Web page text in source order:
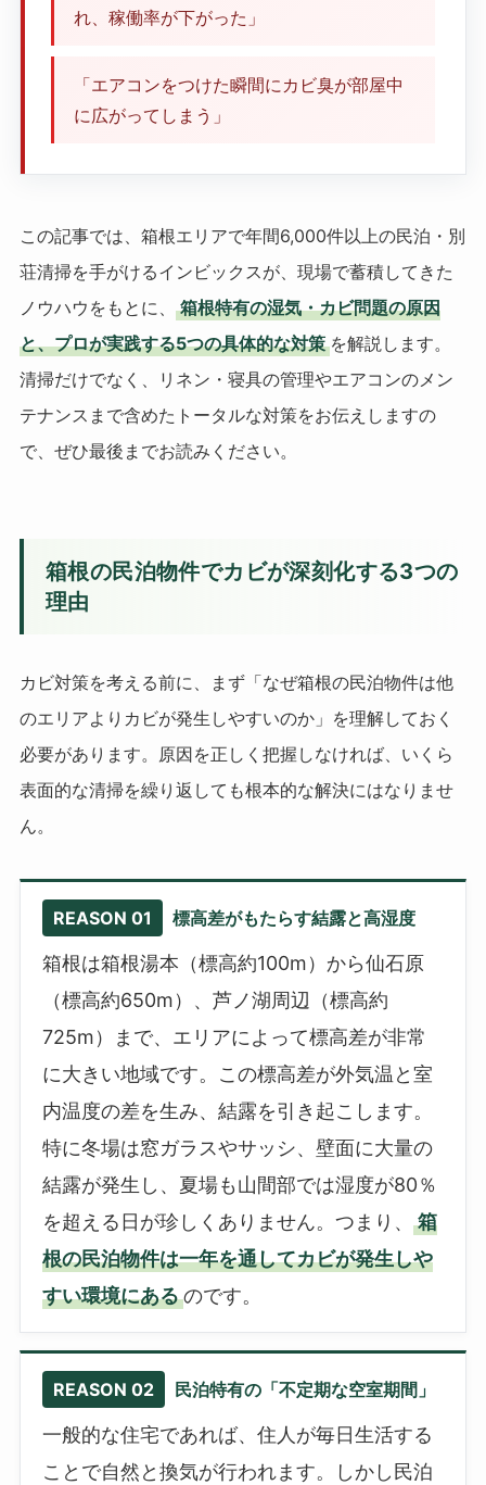
れ、稼働率が下がった」
「エアコンをつけた瞬間にカビ臭が部屋中
に広がってしまう」
この記事では、箱根エリアで年間6,000件以上の民泊・別
荘清掃を手がけるインビックスが、現場で蓄積してきた
ノウハウをもとに、
箱根特有の湿気・カビ問題の原因
と、プロが実践する5つの具体的な対策 を解説します。
清掃だけでなく、リネン・寝具の管理やエアコンのメン
テナンスまで含めたトータルな対策をお伝えしますの
で、ぜひ最後までお読みください。
箱根の民泊物件でカビが深刻化する3つの
理由
カビ対策を考える前に、まず「なぜ箱根の民泊物件は他
のエリアよりカビが発生しやすいのか」を理解しておく
必要があります。原因を正しく把握しなければ、いくら
表面的な清掃を繰り返しても根本的な解決にはなりませ
ん。
REASON 01 標高差がもたらす結露と高湿度
箱根は箱根湯本（標高約100m）から仙石原
（標高約650m）、芦ノ湖周辺（標高約
725m）まで、エリアによって標高差が非常
に大きい地域です。この標高差が外気温と室
内温度の差を生み、結露を引き起こします。
特に冬場は窓ガラスやサッシ、壁面に大量の
結露が発生し、夏場も山間部では湿度が80％
を超える日が珍しくありません。つまり、
箱
根の民泊物件は一年を通してカビが発生しや
すい環境にあるのです。
REASON 02 民泊特有の「不定期な空室期間」
一般的な住宅であれば、住人が毎日生活する
ことで自然と換気が行われます。しかし民泊